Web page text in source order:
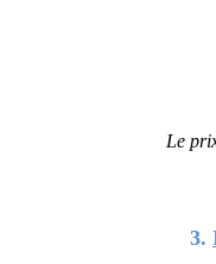
Le
3.